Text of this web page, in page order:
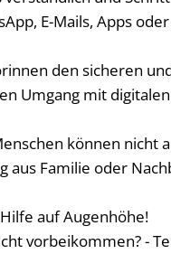
E-Mails, Apps
den sicheren
Umgang mit
können nicht
aus Familie oder
auf Augenhöhe!
vorbeikommen? -